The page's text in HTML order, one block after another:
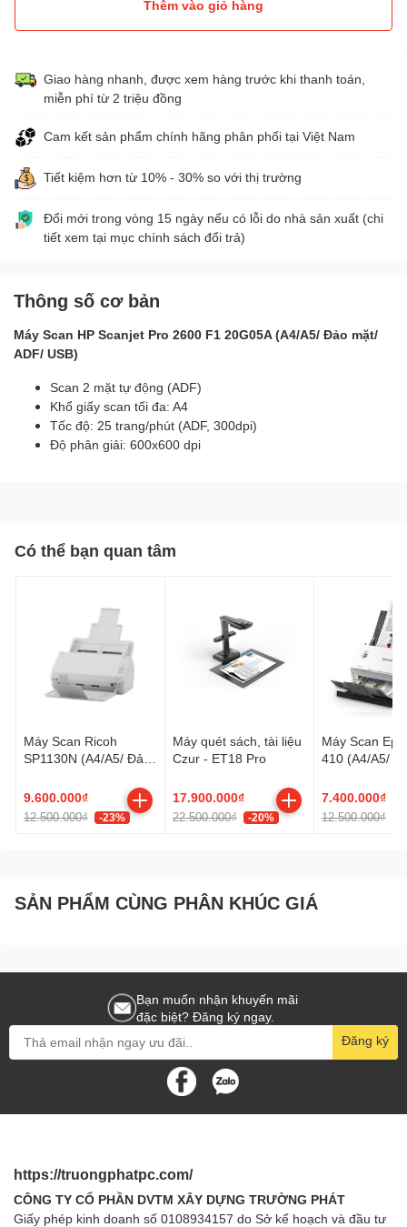
Thêm vào giỏ hàng
Giao hàng nhanh, được xem hàng trước khi thanh toán,
miễn phí từ 2 triệu đồng
Cam kết sản phẩm chính hãng phân phối tại Việt Nam
Tiết kiệm hơn từ 10% - 30% so với thị trường
Đổi mới trong vòng 15 ngày nếu có lỗi do nhà sản xuất (chi
tiết xem tại mục chính sách đổi trả)
Thông số cơ bản
Máy Scan HP Scanjet Pro 2600 F1 20G05A (A4/A5/ Đảo mặt/
ADF/ USB)
Scan 2 mặt tự động (ADF)
Khổ giấy scan tối đa: A4
Tốc độ: 25 trang/phút (ADF, 300dpi)
Độ phân giải: 600x600 dpi
Có thể bạn quan tâm
Máy Scan Ricoh
SP1130N (A4/A5/ Đảo
9.600.000₫
12.500.000₫ -23%
Máy quét sách, tài liệu
Czur - ET18 Pro
17.900.000₫
22.500.000₫ -20%
Máy Scan
410 (A4/A5/
7.400.000₫
12.500.000₫
SẢN PHẨM CÙNG PHÂN KHÚC GIÁ
Bạn muốn nhận khuyến mãi
đặc biệt? Đăng ký ngay.
Đăng ký
https://truongphatpc.com/
CÔNG TY CỔ PHẦN DVTM XÂY DỰNG TRƯỜNG PHÁT
Giấy phép kinh doanh số 0108934157 do Sở kế hoạch và đầu tư